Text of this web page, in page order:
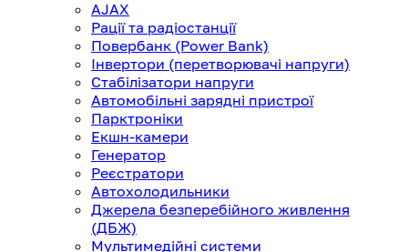
AJAX
Рації та радіостанції
Повербанк (Power Bank)
Інвертори (перетворювачі напруги)
Стабілізатори напруги
Автомобільні зарядні пристрої
Парктроніки
Екшн-камери
Генератор
Реєстратори
Автохолодильники
Джерела безперебійного живлення
(ДБЖ)
Мультимедійні системи